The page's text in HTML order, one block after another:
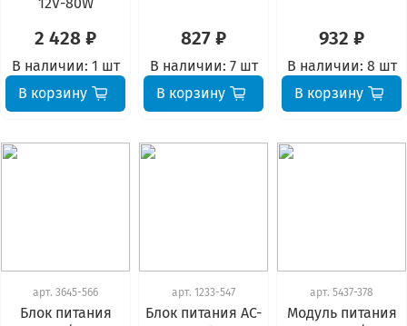
2 428 ₽
В наличии: 1 шт
В корзину
827 ₽
В наличии: 7 шт
В корзину
932 ₽
В наличии: 8 шт
В корзину
арт. 3645-566
Блок питания
арт. 1233-547
Блок питания AC-
арт. 5437-378
Модуль питания